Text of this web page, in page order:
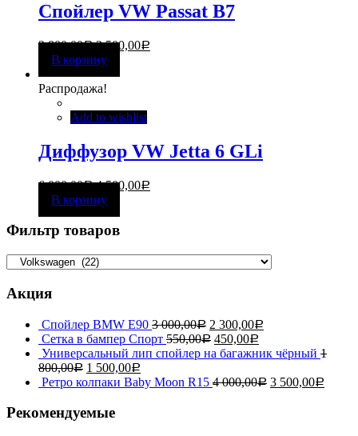
Спойлер VW Passat B7
3 800,00Р 2 500,00Р
В корзину
Распродажа!
Add to wishlist
Диффузор VW Jetta 6 GLi
6 000,00Р 4 500,00Р
В корзину
Фильтр товаров
Акция
Спойлер BMW E90 3 000,00Р 2 300,00Р
Сетка в бампер Спорт 550,00Р 450,00Р
Универсальный лип спойлер на багажник чёрный 1
800,00Р 1 500,00Р
Ретро колпаки Baby Moon R15 4 000,00Р 3 500,00Р
Рекомендуемые